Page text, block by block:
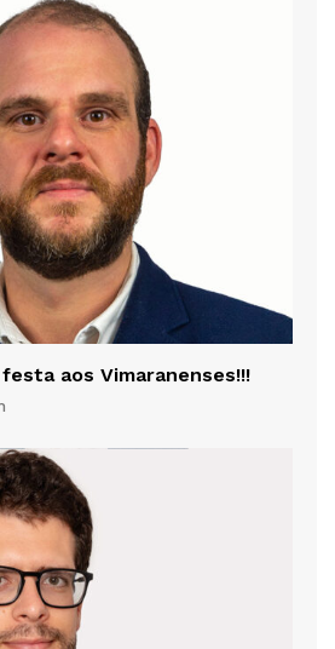
aos Vimaranenses!!!